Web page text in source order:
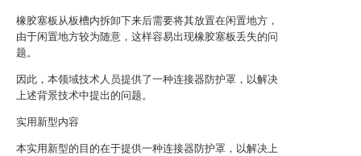
橡胶塞板从板槽内拆卸下来后需要将其放置在闲置地方，
由于闲置地方较为随意，这样容易出现橡胶塞板丢失的问
题。
因此，本领域技术人员提供了一种连接器防护罩，以解决
上述背景技术中提出的问题。
实用新型内容
本实用新型的目的在于提供一种连接器防护罩，以解决上